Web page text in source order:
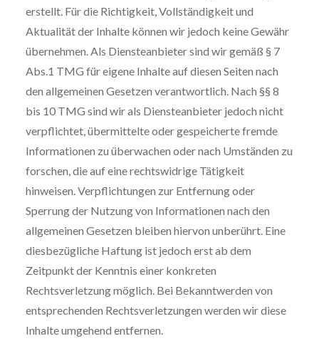
erstellt. Für die Richtigkeit, Vollständigkeit und
Aktualität der Inhalte können wir jedoch keine Gewähr
übernehmen. Als Diensteanbieter sind wir gemäß § 7
Abs.1 TMG für eigene Inhalte auf diesen Seiten nach
den allgemeinen Gesetzen verantwortlich. Nach §§ 8
bis 10 TMG sind wir als Diensteanbieter jedoch nicht
verpflichtet, übermittelte oder gespeicherte fremde
Informationen zu überwachen oder nach Umständen zu
forschen, die auf eine rechtswidrige Tätigkeit
hinweisen. Verpflichtungen zur Entfernung oder
Sperrung der Nutzung von Informationen nach den
allgemeinen Gesetzen bleiben hiervon unberührt. Eine
diesbezügliche Haftung ist jedoch erst ab dem
Zeitpunkt der Kenntnis einer konkreten
Rechtsverletzung möglich. Bei Bekanntwerden von
entsprechenden Rechtsverletzungen werden wir diese
Inhalte umgehend entfernen.